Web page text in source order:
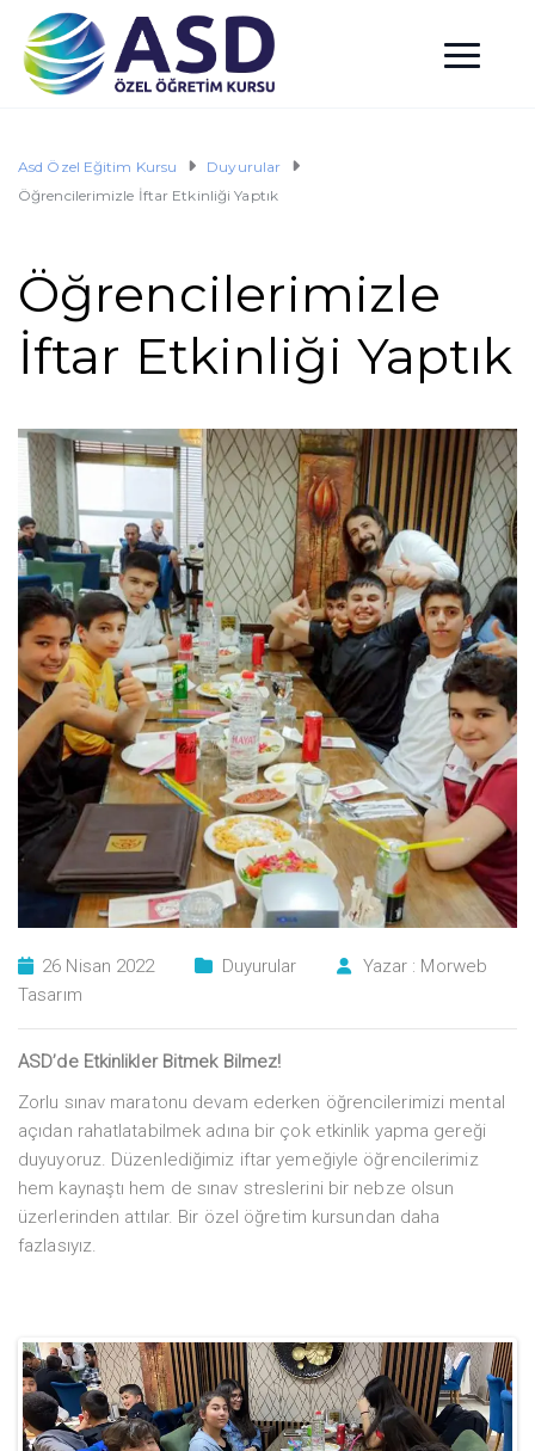
Asd Özel Eğitim Kursu
Duyurular
Öğrencilerimizle İftar Etkinliği Yaptık
Öğrencilerimizle
İftar Etkinliği Yaptık
26 Nisan 2022 Duyurular Yazar : Morweb
Tasarım
ASD’de Etkinlikler Bitmek Bilmez!
Zorlu sınav maratonu devam ederken öğrencilerimizi mental
açıdan rahatlatabilmek adına bir çok etkinlik yapma gereği
duyuyoruz. Düzenlediğimiz iftar yemeğiyle öğrencilerimiz
hem kaynaştı hem de sınav streslerini bir nebze olsun
üzerlerinden attılar. Bir özel öğretim kursundan daha
fazlasıyız.